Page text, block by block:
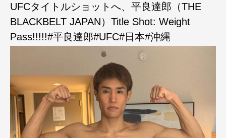
UFCタイトルショットへ、平良達郎（THE
BLACKBELT JAPAN）Title Shot: Weight
Pass!!!!!#平良達郎#UFC#日本#沖縄